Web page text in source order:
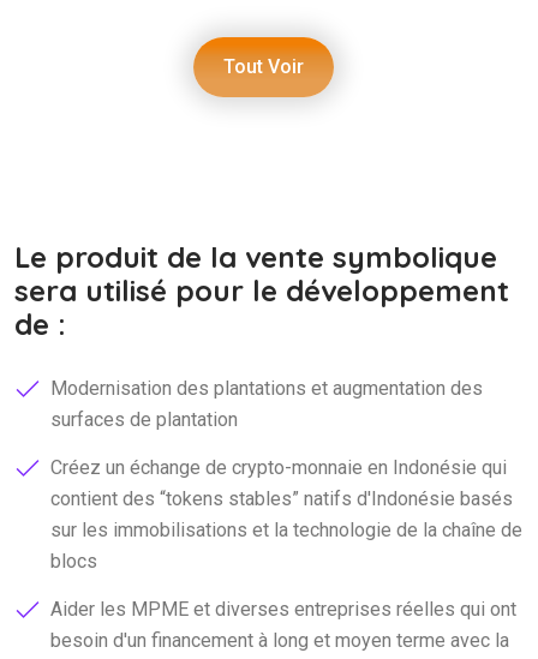
Tout Voir
Le produit de la vente symbolique
sera utilisé pour le développement
de :
Modernisation des plantations et augmentation des
surfaces de plantation
Créez un échange de crypto-monnaie en Indonésie qui
contient des tokens stables natifs d'Indonésie basés
sur les immobilisations et la technologie de la chaîne de
blocs
Aider les MPME et diverses entreprises réelles qui ont
besoin d'un financement à long et moyen terme avec la